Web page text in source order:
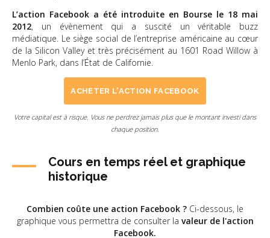
L’action Facebook a été introduite en Bourse le 18 mai
2012, un évènement qui a suscité un véritable buzz
médiatique. Le siège social de l’entreprise américaine au cœur
de la Silicon Valley et très précisément au 1601 Road Willow à
Menlo Park, dans l’État de Californie.
ACHETER L'ACTION FACEBOOK
Votre capital est à risque. Vous ne perdrez jamais plus que le montant investi dans
chaque position.
Cours en temps réel et graphique
historique
Combien coûte une action Facebook ? Ci-dessous, le
graphique vous permettra de consulter la valeur de l'action
Facebook.